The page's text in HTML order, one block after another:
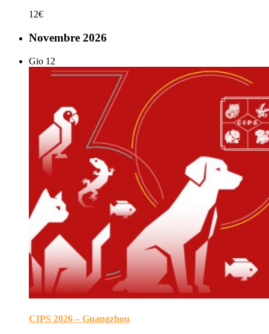
12€
Novembre 2026
Gio 12
CIPS 2026 – Guangzhou